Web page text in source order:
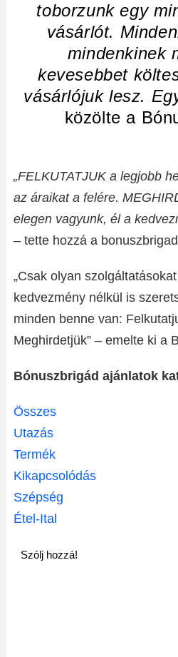
toborzunk egy
vásárlót.
mindenkinek
kevesebbet
vásárlójuk lesz.
közölte a
„FELKUTATJUK a legjobb
az áraikat a felére.
elegen vagyunk, él a
– tette hozzá a
„Csak olyan
kedvezmény nélkül is
minden benne van:
Meghirdetjük” – emelte ki a
Bónuszbrigád ajánlatok
Összes
Utazás
Termék
Kikapcsolódás
Szépség
Étel-Ital
Szólj hozzá!